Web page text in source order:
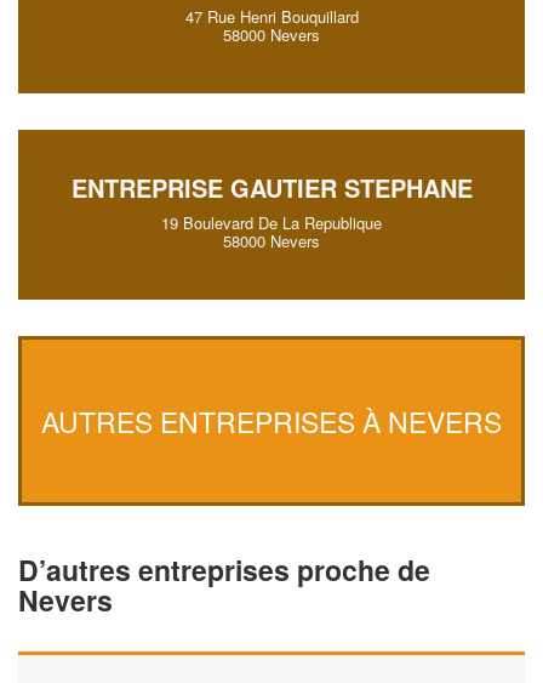
47 Rue Henri Bouquillard
58000 Nevers
ENTREPRISE GAUTIER STEPHANE
19 Boulevard De La Republique
58000 Nevers
AUTRES ENTREPRISES À NEVERS
D’autres entreprises proche de
Nevers